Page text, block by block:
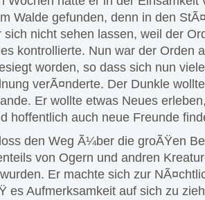
Walde gefunden, denn in den
sich nicht sehen lassen, weil der
kontrollierte. Nun war der Orden
worden, so dass sich nun
verÃ¤nderte. Der Dunkle
Er wollte etwas Neues
hoffentlich auch neue Freunde
den Weg Ã¼ber die groÃŸen
von Ogern und andren
Er machte sich zur
es Aufmerksamkeit auf sich zu